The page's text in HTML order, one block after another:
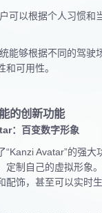
可以根据个人习惯和
能够根据不同的驾驶
和可用性。
的创新功能
：百变数字形象
“Kanzi Avatar”的强大
定制自己的虚拟形象
配饰，甚至可以实时